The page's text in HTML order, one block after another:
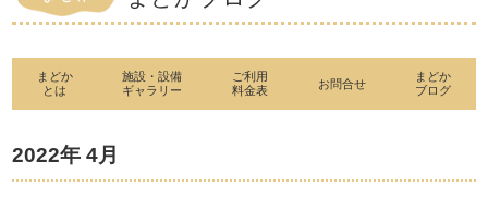
まどか
とは
施設・設備
ギャラリー
ご利用
料金表
お問合せ
まどか
ブログ
2022年 4月